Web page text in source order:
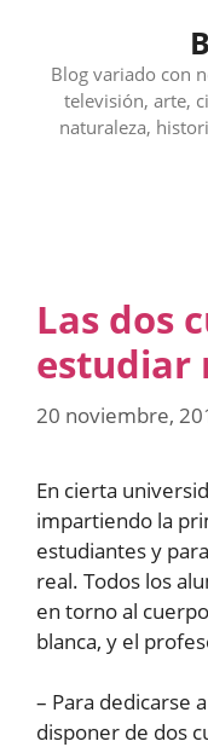
contenidoBlog variado con
televisión, arte,
naturaleza,
Las dos
estudiar
20 noviembre,
En cierta
impartiendo la
estudiantes y
real. Todos los
en torno al
blanca, y el
– Para dedicarse
disponer de dos